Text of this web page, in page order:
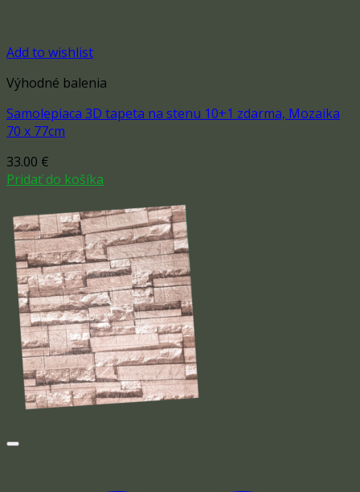
Add to wishlist
Výhodné balenia
Samolepiaca 3D tapeta na stenu 10+1 zdarma, Mozaika
70 x 77cm
33.00 €
Pridať do košíka